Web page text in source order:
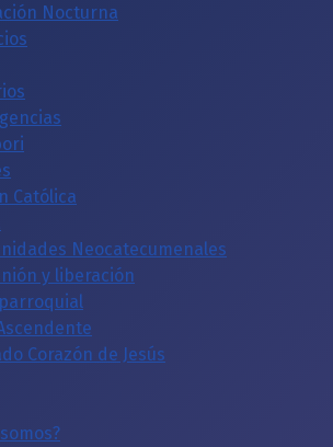
Nocturna
Católica
Neocatecumenales
y liberación
Corazón de Jesús